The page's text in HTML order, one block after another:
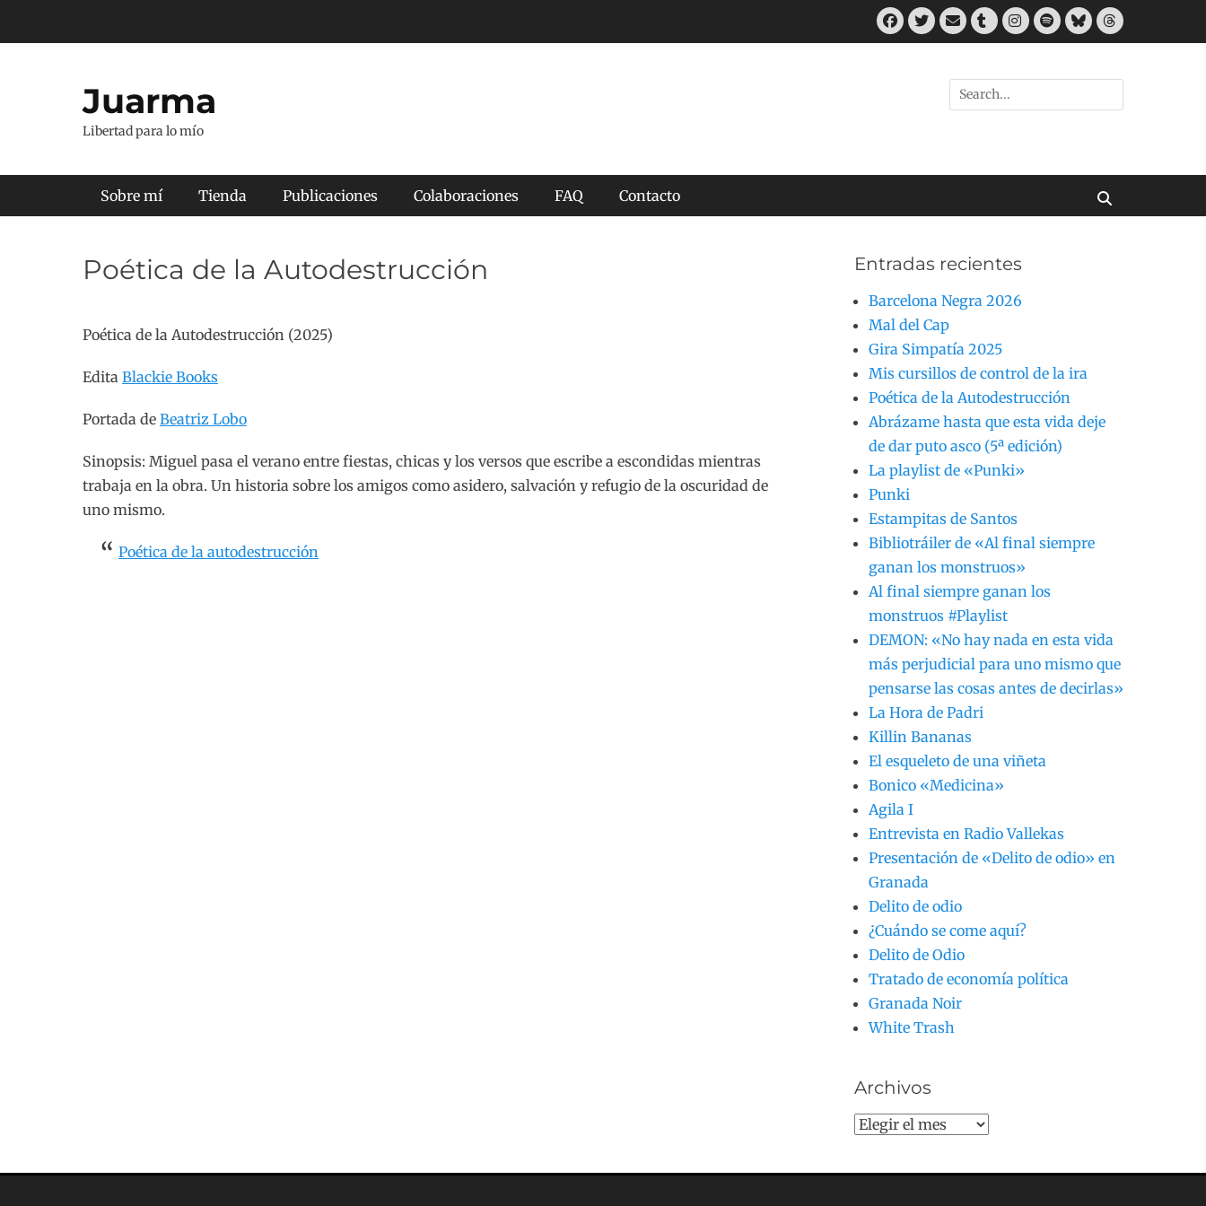
Facebook
TwitterCorreo
electrónico
TumblrInstagram
Spotify
BlueskyThreads
Juarma
Libertad para lo mío
Buscar
por:
Menú principal
Sobre mí Tienda Publicaciones Colaboraciones FAQ Contacto
Poética de la Autodestrucción
Poética de la Autodestrucción (2025)
Edita Blackie Books
Portada de Beatriz Lobo
Sinopsis: Miguel pasa el verano entre fiestas, chicas y los versos que escribe a escondidas mientras
trabaja en la obra. Un historia sobre los amigos como asidero, salvación y refugio de la oscuridad de
uno mismo.
Poética de la autodestrucción
Entradas recientes
Barcelona Negra 2026
Mal del Cap
Gira Simpatía 2025
Mis cursillos de control de la ira
Poética de la Autodestrucción
Abrázame hasta que esta vida deje
de dar puto asco (5ª edición)
La playlist de «Punki»
Punki
Estampitas de Santos
Bibliotráiler de «Al final siempre
ganan los monstruos»
Al final siempre ganan los
monstruos #Playlist
DEMON: «No hay nada en esta vida
más perjudicial para uno mismo que
pensarse las cosas antes de decirlas»
La Hora de Padri
Killin Bananas
El esqueleto de una viñeta
Bonico «Medicina»
Agila I
Entrevista en Radio Vallekas
Presentación de «Delito de odio» en
Granada
Delito de odio
¿Cuándo se come aquí?
Delito de Odio
Tratado de economía política
Granada Noir
White Trash
Archivos
Archivos